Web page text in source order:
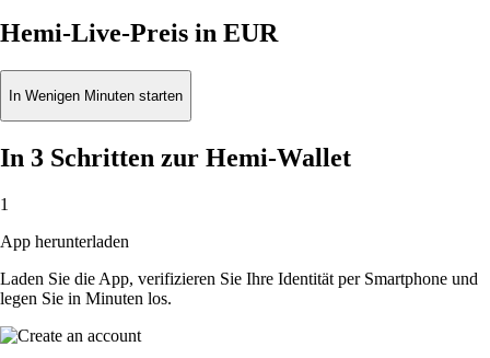
Hemi-Live-Preis in EUR
In Wenigen Minuten starten
In 3 Schritten zur Hemi-Wallet
1
App herunterladen
Laden Sie die App, verifizieren Sie Ihre Identität per Smartphone und
legen Sie in Minuten los.